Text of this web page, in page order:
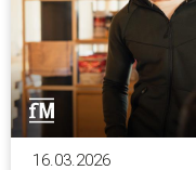
16.03.2026